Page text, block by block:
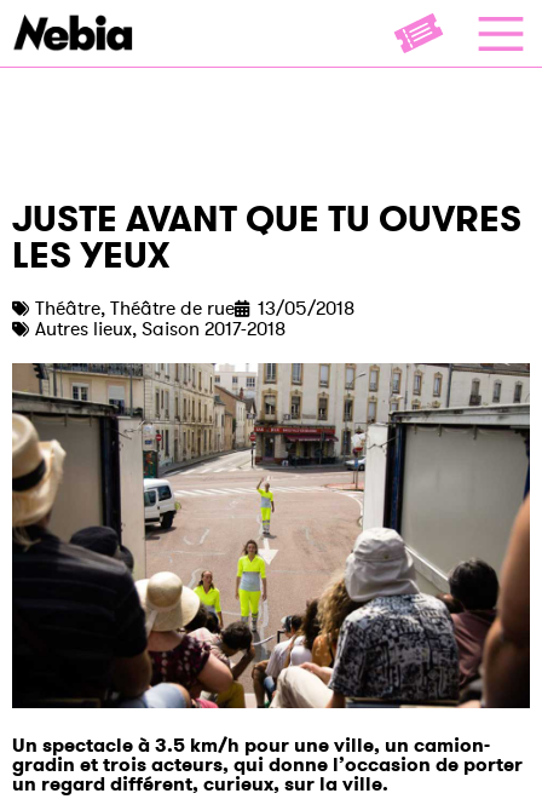
JUSTE AVANT QUE TU OUVRES
LES YEUX
Théâtre, Théâtre de rue
13/05/2018
Autres lieux, Saison 2017-2018
Un spectacle à 3.5 km/h pour une ville, un camion-
gradin et trois acteurs, qui donne l’occasion de porter
un regard différent, curieux, sur la ville.